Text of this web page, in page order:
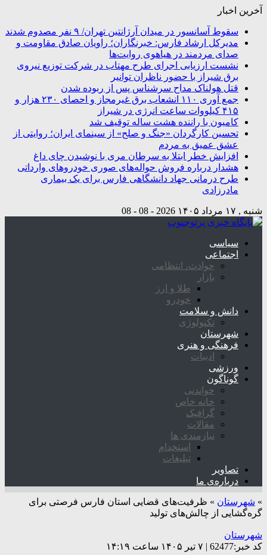
آخرین اخبار
سقوط آسانسور در میدان آرژانتین تهران/ ۹ نفر مصدوم شدند
مدیرکل ارشاد فارس: خبرنگاران؛ راویان صادق مقاومت و
صدای مردمند در هیاهوی روایت‌ها
نشست ارزیابی اجرای طرح مهتاب در شرکت توزیع نیروی
برق شیراز با حضور ناظران توانیر
قتل هولناک مداح سرشناس پس از ربوده شدن
جمع آوری ۱۱۰ انشعاب برق غیرمجاز و احصای ۲۳۰ هزار و
۴۱۵ کیلووات ساعت انرژی در شیراز
کامیون با راننده هشت ساله توقیف شد
تحسین کارگردان «جنگ و صلح» از سینمای ایران؛ روایتی از
عشق عمیق به مردم
افزایش خطر ابتلا به سرطان مری با نوشیدن چای داغ
هشدار درباره فروش حواله‌های صوری خودروهای وارداتی
طرح درمانی جهاد دانشگاهی فارس برای یک بیماری
مادرزادی
شنبه , ۱۷ مرداد ۱۴۰۵ 2026 - 08 - 08
سیاسی
اجتماعی
حوادث، انتظامی
بازار
طلا و ارز
خودرو
دانش و سلامت
تکنولوژی
شهرستان
فرهنگی و هنری
ادبیات
ورزشی
گوناگون
خواندنی
خانه خاص
گرافیک
مقالات
نیازمندی ها
استخدام
تبلیغات
تصاویر
درباره‌ی ما
» شهرستان » ظرفیت‌های قضایی استان فارس فرصتی برای
گره‌گشایی از چالش‌های تولید
شهرستان
کد خبر:62477 | ۷ تیر ۱۴۰۵ ساعت ۱۴:۱۹